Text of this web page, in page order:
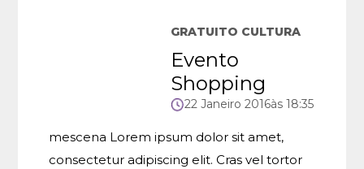
GRATUITO CULTURA
22 Janeiro 2016às 18:35
Evento
Shopping
mescena Lorem ipsum dolor sit amet,
consectetur adipiscing elit. Cras vel tortor